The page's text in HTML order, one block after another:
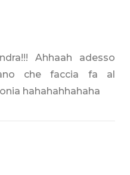
Ahhaah adesso
che faccia fa al
hahahahhahaha